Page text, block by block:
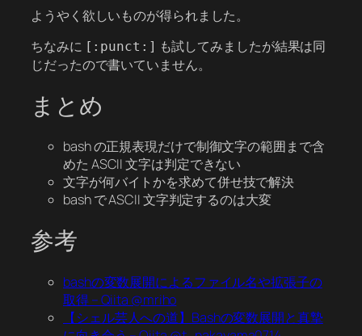
ようやく欲しいものが得られました。
ちなみに [:punct:] も試してみましたが結果は同
じだったので書いていません。
まとめ
bash の正規表現だけで制御文字の範囲まで含
めた ASCII 文字は判定できない
文字が何バイトかを求めて併せ技で解決
bash で ASCII 文字判定するのは大変
参考
bashの変数展開によるファイル名や拡張子の
取得 – Qiita @mriho
【シェル芸人への道】Bashの変数展開と真摯